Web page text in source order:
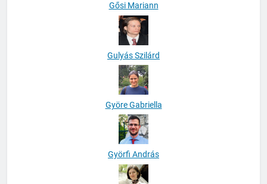
Gősi Mariann
Gulyás Szilárd
Györe Gabriella
Györfi András